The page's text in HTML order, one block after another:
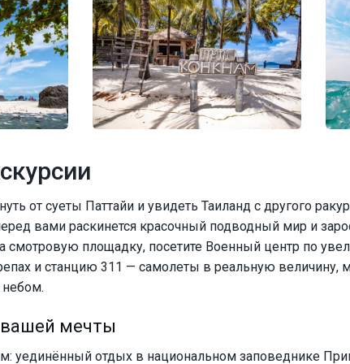
от суеты Паттайи и увидеть Таиланд с другого
вами раскинется красочный подводный мир и
смотровую площадку, посетите Военный центр по
и станцию 311 — самолеты в реальную величину,
мечты
уединённый отдых в национальном заповеднике